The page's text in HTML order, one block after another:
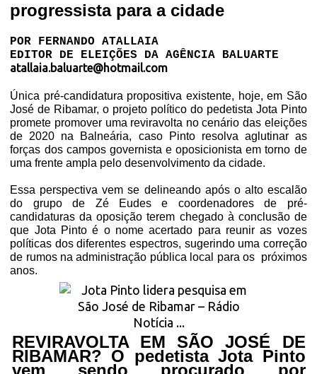
progressista para a cidade
POR FERNANDO ATALLAIA
EDITOR DE ELEIÇÕES DA AGÊNCIA BALUARTE
atallaia.baluarte@hotmail.com
Única pré-candidatura propositiva existente, hoje, em São
José de Ribamar, o projeto político do pedetista Jota Pinto
promete promover uma reviravolta no cenário das eleições
de 2020 na Balneária, caso Pinto resolva aglutinar as
forças dos campos governista e oposicionista em torno de
uma frente ampla pelo desenvolvimento da cidade.
Essa perspectiva vem se delineando após o alto escalão
do grupo de Zé Eudes e coordenadores de pré-
candidaturas da oposição terem chegado à conclusão de
que Jota Pinto é o nome acertado para reunir as vozes
políticas dos diferentes espectros, sugerindo uma correção
de rumos na administração pública local para os próximos
anos.
REVIRAVOLTA EM SÃO JOSÉ DE
RIBAMAR? O pedetista Jota Pinto
vem sendo procurado por